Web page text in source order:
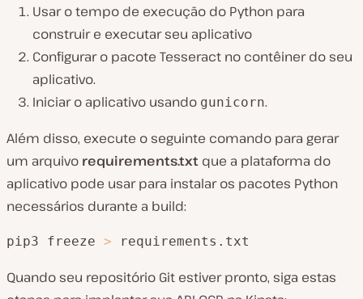
Usar o tempo de execução do Python para
construir e executar seu aplicativo
Configurar o pacote Tesseract no contêiner do seu
aplicativo.
Iniciar o aplicativo usando gunicorn.
Além disso, execute o seguinte comando para gerar
um arquivo requirements.txt que a plataforma do
aplicativo pode usar para instalar os pacotes Python
necessários durante a build:
pip3 freeze > requirements.txt
Quando seu repositório Git estiver pronto, siga estas